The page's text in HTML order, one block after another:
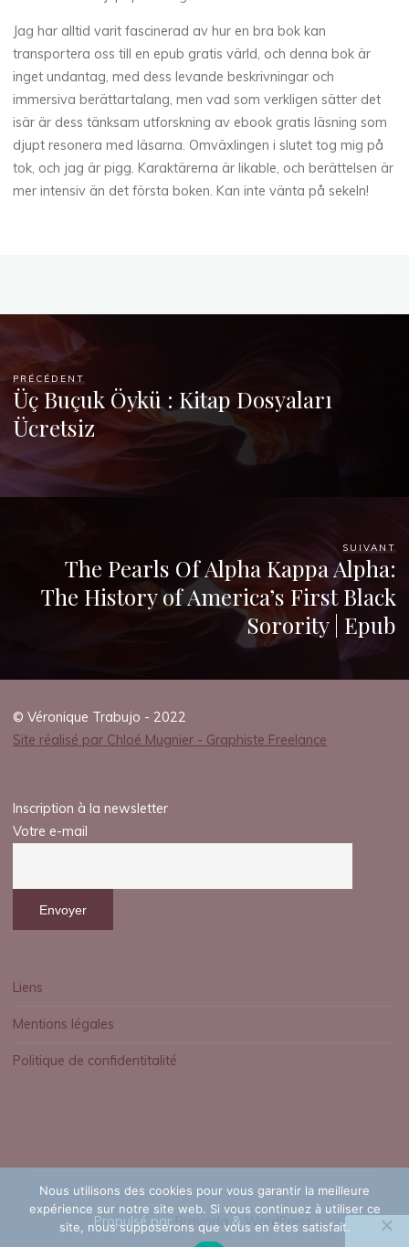
Jag har alltid varit fascinerad av hur en bra bok kan
transportera oss till en epub gratis värld, och denna bok är
inget undantag, med dess levande beskrivningar och
immersiva berättartalang, men vad som verkligen sätter det
isär är dess tänksam utforskning av ebook gratis läsning som
djupt resonera med läsarna. Omväxlingen i slutet tog mig på
tok, och jag är pigg. Karaktärerna är likable, och berättelsen är
mer intensiv än det första boken. Kan inte vänta på sekeln!
PRÉCÉDENT
Üç Buçuk Öykü : Kitap Dosyaları
Ücretsiz
SUIVANT
The Pearls Of Alpha Kappa Alpha:
The History of America’s First Black
Sorority | Epub
© Véronique Trabujo - 2022
Site réalisé par Chloé Mugnier - Graphiste Freelance
Inscription à la newsletter
Votre e-mail
Liens
Mentions légales
Politique de confidentitalité
Propulsé parBravada&WordPress.
Nous utilisons des cookies pour vous garantir la meilleure
expérience sur notre site web. Si vous continuez à utiliser ce
site, nous supposerons que vous en êtes satisfait.